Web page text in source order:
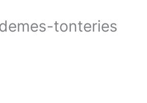
tonteries